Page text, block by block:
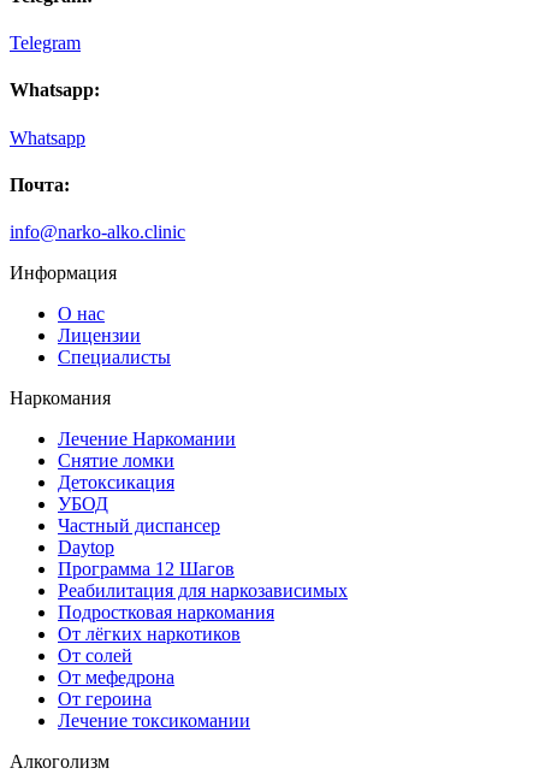
Telegram
Whatsapp:
Whatsapp
Почта:
info@narko-alko.clinic
Информация
О нас
Лицензии
Специалисты
Наркомания
Лечение Наркомании
Снятие ломки
Детоксикация
УБОД
Частный диспансер
Daytop
Программа 12 Шагов
Реабилитация для наркозависимых
Подростковая наркомания
От лёгких наркотиков
От солей
От мефедрона
От героина
Лечение токсикомании
Алкоголизм